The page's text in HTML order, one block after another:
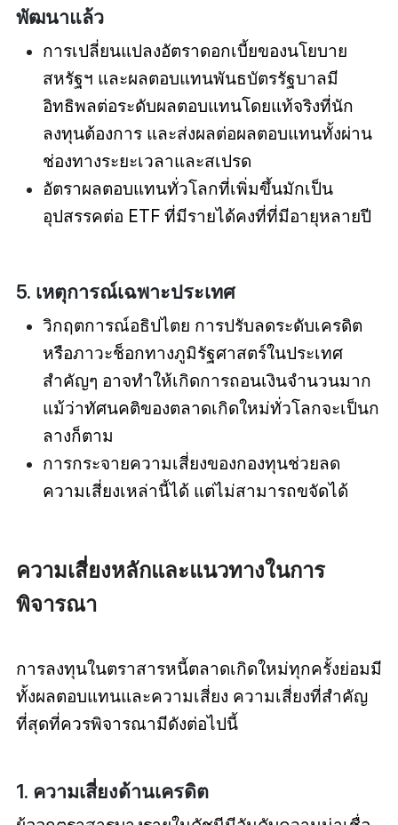
พัฒนาแล้ว
การเปลี่ยนแปลงอัตราดอกเบี้ยของนโยบาย
สหรัฐฯ และผลตอบแทนพันธบัตรรัฐบาลมี
อิทธิพลต่อระดับผลตอบแทนโดยแท้จริงที่นัก
ลงทุนต้องการ และส่งผลต่อผลตอบแทนทั้งผ่าน
ช่องทางระยะเวลาและสเปรด
อัตราผลตอบแทนทั่วโลกที่เพิ่มขึ้นมักเป็น
อุปสรรคต่อ ETF ที่มีรายได้คงที่ที่มีอายุหลายปี
5. เหตุการณ์เฉพาะประเทศ
วิกฤตการณ์อธิปไตย การปรับลดระดับเครดิต
หรือภาวะช็อกทางภูมิรัฐศาสตร์ในประเทศ
สำคัญๆ อาจทำให้เกิดการถอนเงินจำนวนมาก
แม้ว่าทัศนคติของตลาดเกิดใหม่ทั่วโลกจะเป็นก
ลางก็ตาม
การกระจายความเสี่ยงของกองทุนช่วยลด
ความเสี่ยงเหล่านี้ได้ แต่ไม่สามารถขจัดได้
ความเสี่ยงหลักและแนวทางในการ
พิจารณา
การลงทุนในตราสารหนี้ตลาดเกิดใหม่ทุกครั้งย่อมมี
ทั้งผลตอบแทนและความเสี่ยง ความเสี่ยงที่สำคัญ
ที่สุดที่ควรพิจารณามีดังต่อไปนี้
1. ความเสี่ยงด้านเครดิต